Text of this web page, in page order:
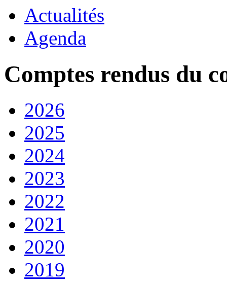
Actualités
Agenda
Comptes rendus du
2026
2025
2024
2023
2022
2021
2020
2019